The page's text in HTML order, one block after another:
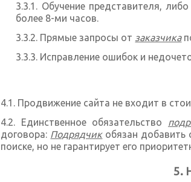
Обучение представителя,
более 8-ми часов.
Прямые запросы от заказчика
Исправление ошибок и
Продвижение сайта не входит в
Единственное обязательство
договора: Подрядчикобязан добавить
поиске, но не гарантирует его